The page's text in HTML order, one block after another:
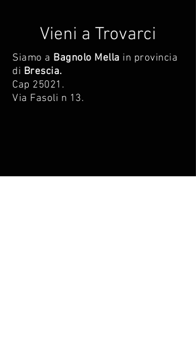
Vieni a Trovarci
Siamo a Bagnolo Mella in provincia
di Brescia.
Cap 25021.
Via Fasoli n 13.